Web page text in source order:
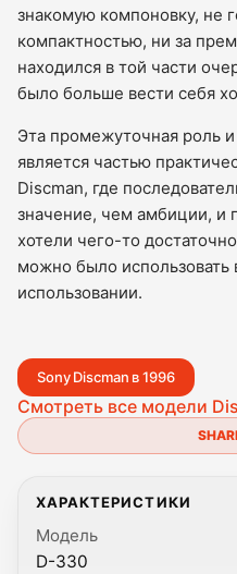
знакомую компоновку, не
компактностью, ни за
находился в той части
было больше вести себя
Эта промежуточная роль
является частью
Discman, где
значение, чем амбиции, и
хотели чего-то
можно было использовать
использовании.
Sony Discman в 1996
Смотреть все модели
ХАРАКТЕРИСТИКИ
Модель
D-330